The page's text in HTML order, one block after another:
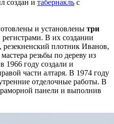
создан и табернакль с
и установлены три
регистрами. В их создании
резекненский плотник Иванов,
резьбы по дереву из
1966 году создали и
части алтаря. В 1974 году
отделочные работы. В
панели и выполнив